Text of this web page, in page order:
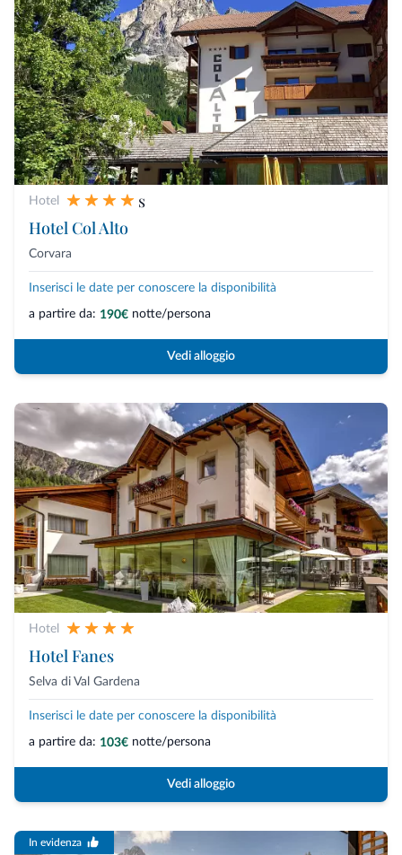
Hotel
s
Hotel Col Alto
Corvara
Inserisci le date per conoscere la disponibilità
a partire da: 190€ notte/persona
Vedi alloggio
Hotel
Hotel Fanes
Selva di Val Gardena
Inserisci le date per conoscere la disponibilità
a partire da: 103€ notte/persona
Vedi alloggio
In evidenza